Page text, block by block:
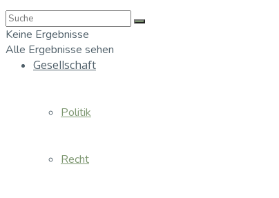
Gesellschaft
Politik
Recht
Keine Ergebnisse
Alle Ergebnisse sehen